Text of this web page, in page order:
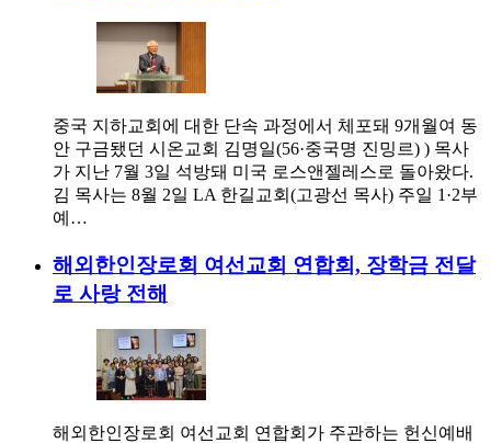
중국 지하교회에 대한 단속 과정에서 체포돼 9개월여 동
안 구금됐던 시온교회 김명일(56·중국명 진밍르) ) 목사
가 지난 7월 3일 석방돼 미국 로스앤젤레스로 돌아왔다.
김 목사는 8월 2일 LA 한길교회(고광선 목사) 주일 1·2부
예…
해외한인장로회 여선교회 연합회, 장학금 전달
로 사랑 전해
해외한인장로회 여선교회 연합회가 주관하는 헌신예배